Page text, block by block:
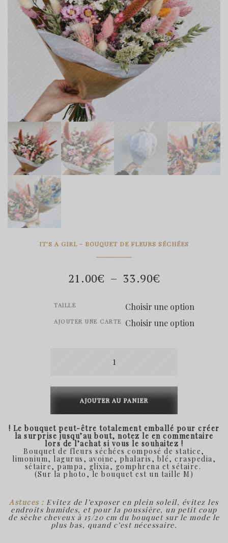
IT'S A GIRL - BOUQUET DE FLEURS SÉCHÉES
21.00€ – 33.90€
prix :
TAILLE
AJOUTER UNE CARTE
It's
girl
!
AJOUTER AU PANIER
! Le bouquet peut-être totalement emballé pour créer
la surprise jusqu’au bout, notez le en commentaire
lors de l’achat si vous le souhaitez !
Bouquet de fleurs séchées composé de statice,
limonium, lagurus, avoine, phalaris, blé, craspedia,
sétaire, pampa, glixia, gomphrena et sétaire.
(Sur la photo, le bouquet est un taille M)
Astuces : Evitez de l’exposer en plein soleil, évitez les
endroits humides, et pour la poussière, un petit coup
de sèche cheveux à 15/20 cm du bouquet sur le mode le
plus bas, quand c’est nécessaire.